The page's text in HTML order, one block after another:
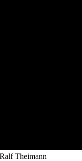
Ralf Theimann